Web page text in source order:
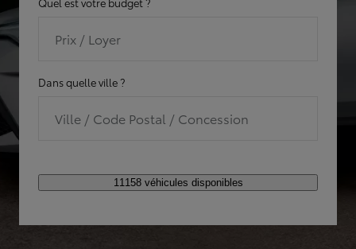
Prix / Loyer
Dans quelle ville ?
Ville / Code Postal / Concession
11158 véhicules disponibles